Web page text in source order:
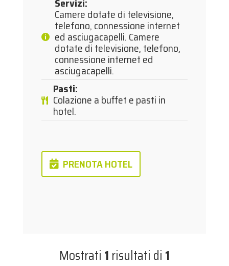
Camere dotate di televisione,
telefono, connessione internet
ed asciugacapelli. Camere
dotate di televisione, telefono,
connessione internet ed
asciugacapelli.
Pasti:
Colazione a buffet e pasti in
hotel.
PRENOTA HOTEL
Mostrati 1 risultati di 1